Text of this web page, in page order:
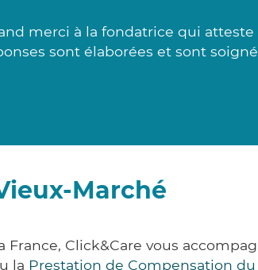
merci à la fondatrice qui atteste
sont élaborées et sont
Marché
Click&Care vous
la Prestation de Compensation du